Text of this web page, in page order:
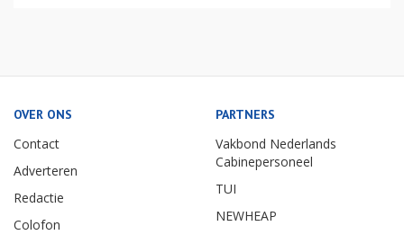
OVER ONS
Contact
Adverteren
Redactie
Colofon
PARTNERS
Vakbond Nederlands
Cabinepersoneel
TUI
NEWHEAP